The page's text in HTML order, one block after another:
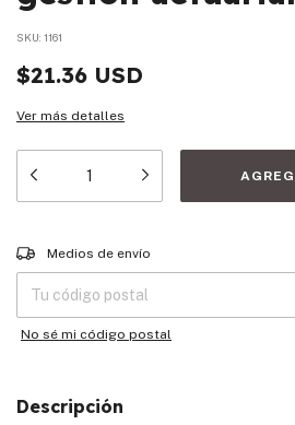
SKU: 1161
$21.36 USD
Ver más detalles
Entregas para el CP:
Medios de envío
No sé mi código postal
Descripción